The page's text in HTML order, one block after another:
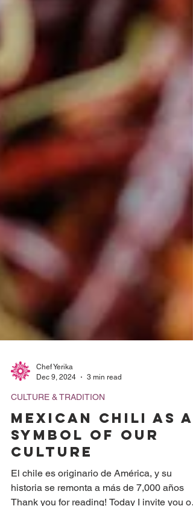
Chef Yerika
Dec 9, 2024
3 min read
CULTURE & TRADITION
Mexican Chili as a
Symbol of Our
Culture